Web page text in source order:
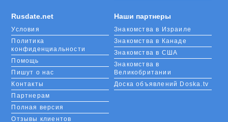
Rusdate.net
Условия
Политика
конфиденциальности
Помощь
Пишут о нас
Контакты
Партнерам
Полная версия
Отзывы клиентов
Наши партнеры
Знакомства в Израиле
Знакомства в Канаде
Знакомства в США
Знакомства в
Великобритании
Доска объявлений Doska.tv